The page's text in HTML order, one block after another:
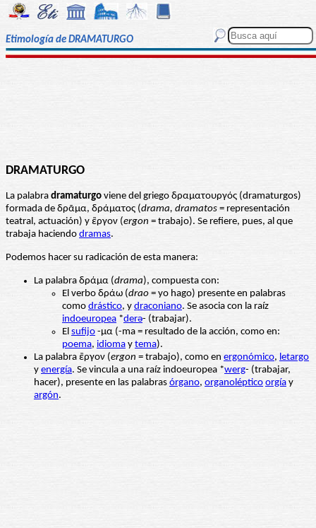
Etimología de DRAMATURGO
DRAMATURGO
La palabra dramaturgo viene del griego δραματουργός (dramaturgos)
formada de δρᾶμα, δράματος (drama, dramatos = representación
teatral, actuación) y ἒργον (ergon = trabajo). Se refiere, pues, al que
trabaja haciendo dramas.
Podemos hacer su radicación de esta manera:
La palabra δράμα (drama), compuesta con:
El verbo δράω (drao = yo hago) presente en palabras
como drástico, y draconiano. Se asocia con la raíz
indoeuropea *derǝ- (trabajar).
El sufijo -μα (-ma = resultado de la acción, como en:
poema, idioma y tema).
La palabra ἒργον (ergon = trabajo), como en ergonómico, letargo
y energía. Se vincula a una raíz indoeuropea *werg- (trabajar,
hacer), presente en las palabras órgano, organoléptico orgía y
argón.